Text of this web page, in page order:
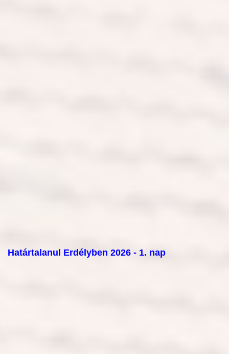
Határtalanul Erdélyben 2026 - 1. nap